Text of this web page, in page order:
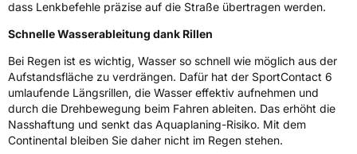
dass Lenkbefehle präzise auf die Straße übertragen werden.
Schnelle Wasserableitung dank Rillen
Bei Regen ist es wichtig, Wasser so schnell wie möglich aus der
Aufstandsfläche zu verdrängen. Dafür hat der SportContact 6
umlaufende Längsrillen, die Wasser effektiv aufnehmen und
durch die Drehbewegung beim Fahren ableiten. Das erhöht die
Nasshaftung und senkt das Aquaplaning-Risiko. Mit dem
Continental bleiben Sie daher nicht im Regen stehen.